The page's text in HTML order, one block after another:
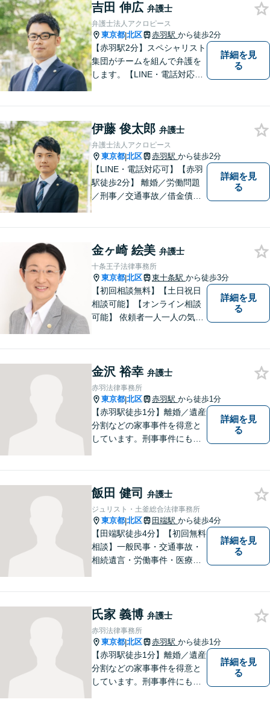
護をします。他士業との連携
あり【初回面談無料】
吉田 伸広 弁護士
弁護士法人アクロピース
東京都|北区 赤羽駅 から徒歩2分
【赤羽駅2分】スペシャリスト
集団がチームを組んで弁護を
します。【LINE・電話対応
スはあなたの味方です！他士
業との連携あり。
詳細を見
る
伊藤 俊太郎 弁護士
弁護士法人アクロピース
東京都|北区 赤羽駅 から徒歩2分
【LINE・電話対応可】【赤羽
駅徒歩2分】 離婚／労働問題
／刑事／交通事故／借金債務
との連携あり。アクロピース
はあなたの味方です！
詳細を見
る
金ヶ崎 絵美 弁護士
十条王子法律事務所
東京都|北区 東十条駅 から徒歩3分
【初回相談無料】【土日祝日
相談可能】【オンライン相談
可能】 依頼者一人一人の気持
方より、元気になった・安心
したという声をいただいてお
ります。
詳細を見
る
金沢 裕幸 弁護士
赤羽法律事務所
東京都|北区 赤羽駅 から徒歩1分
【赤羽駅徒歩1分】離婚／遺産
分割などの家事事件を得意と
しています。刑事事件にも対
弁護団事件の経験多数。【セ
カンドオピニオン対応】お気
軽にご連絡ください。
詳細を見
る
飯田 健司 弁護士
ジュリスト・土釜総合法律事務所
東京都|北区 田端駅 から徒歩4分
【田端駅徒歩4分】【初回無料
相談】一般民事・交通事故・
相続遺言・労働事件・医療問
籍し、複雑な問題にも対応可
能です。お困りごとがありま
したら、まずはご相談を。
詳細を見
る
氏家 義博 弁護士
赤羽法律事務所
東京都|北区 赤羽駅 から徒歩1分
【赤羽駅徒歩1分】離婚／遺産
分割などの家事事件を得意と
しています。刑事事件にも対
詳細を見
る